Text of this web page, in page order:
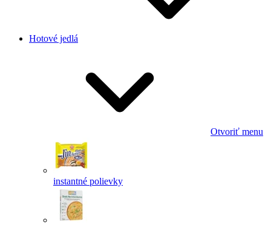
Hotové jedlá
Otvoriť menu
instantné polievky